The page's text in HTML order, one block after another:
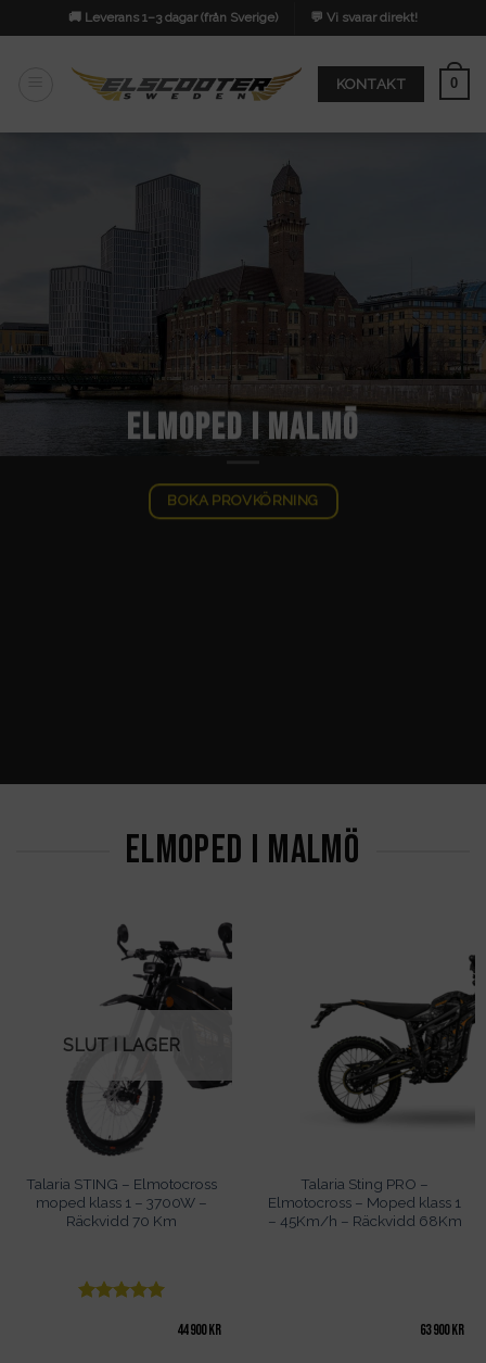
to
🚚 Leverans 1–3 dagar (från Sverige) 💬 Vi svarar direkt!
KONTAKT 0
ELMOPED I MALMÖ
BOKA PROVKÖRNING
ELMOPED I MALMÖ
SLUT I LAGER
Talaria STING – Elmotocross
moped klass 1 – 3700W –
Räckvidd 70 Km
44 900 kr
Talaria Sting PRO –
Elmotocross – Moped klass 1
– 45Km/h – Räckvidd 68Km
63 900 kr